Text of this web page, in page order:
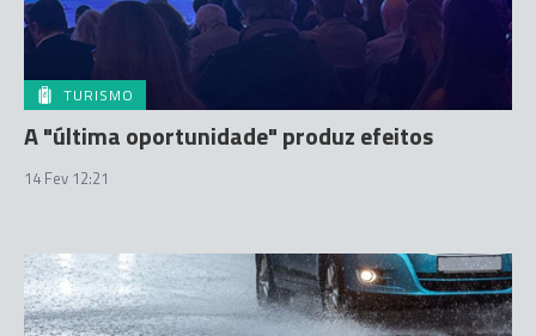
TURISMO
A "última oportunidade" produz efeitos
14 Fev 12:21